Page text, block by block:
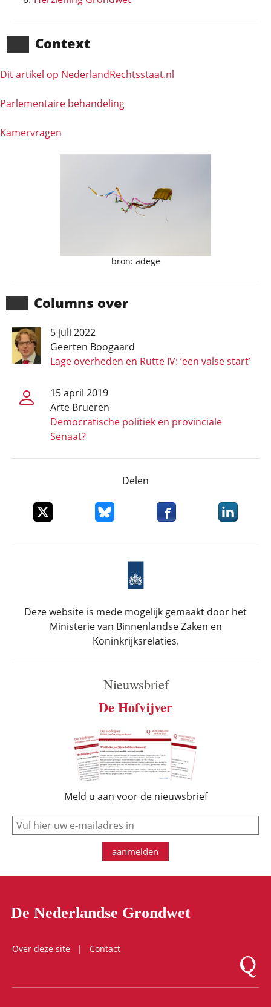
Context
Dit artikel op NederlandRechts­staat.nl
Parlementaire behandeling
Kamervragen
bron: adege
Columns over
5 juli 2022
Geerten Boogaard
Lage overheden en Rutte IV: ‘een valse start’
15 april 2019
Arte Brueren
Democratische politiek en provinciale
Senaat?
Delen
Deel dit item op XDeel dit item op Bluesky
Deel dit item opDeel dit
Deze website is mede mogelijk gemaakt door het
Ministerie van Binnenlandse Zaken en
Koninkrijksrelaties.
Nieuwsbrief
De Hofvijver
Meld u aan voor de nieuwsbrief
e-mail
aanmelden
De Nederlandse Grondwet
Over deze site
Contact
Logo